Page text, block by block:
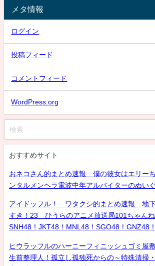
メタ情報
ログイン
投稿フィード
コメントフィード
WordPress.org
おすすめサイト
おネコさん的まとめ速報 僕の彼女はエリー
ンタルメンヘラ電波中年アルバイターのぬい
アイドッフル！ ワタクシ的まとめ速報 地
すき！23 ひうらのアニメ放送局101ちゃん
SNH48！JKT48！MNL48！SGO48！GNZ48
ヒウラッフルのハーニーフィニッシュゴミ屋
生前整理人！孤立し孤独死からの～特殊清掃